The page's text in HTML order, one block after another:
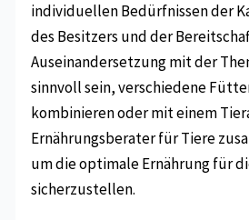
individuellen Bedürfnissen der
des Besitzers und der
Auseinandersetzung mit der
sinnvoll sein, verschiedene
kombinieren oder mit einem
Ernährungsberater für Tiere
um die optimale Ernährung für
sicherzustellen.